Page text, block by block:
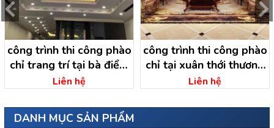
DANH MỤC SẢN PHẨM
công trình thi công phào
chỉ trang trí tại bà điểm
hóc môn- hồ chí minh
Liên hệ
công trình thi công phào
chỉ tại xuân thới thương
hóc môn – hồ chí minh
Liên hệ